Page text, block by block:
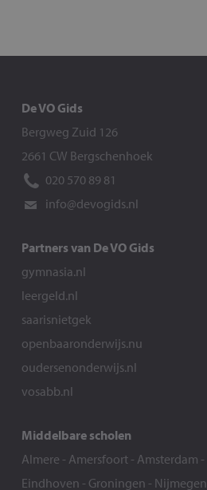
De VO Gids
Bergweg Zuid 126
2661 CW Bergschenhoek
020 570 89 81
info@devogids.nl
Partners van De VO Gids
gymnasia.nl
leergeld.nl
saarisnietgek
openbaaronderwijs.nu
oudersenonderwijs.nl
vosabb.nl
Middelbare scholen
Almere - Amersfoort- Amsterdam -
Eindhoven - Groningen - Nijmegen